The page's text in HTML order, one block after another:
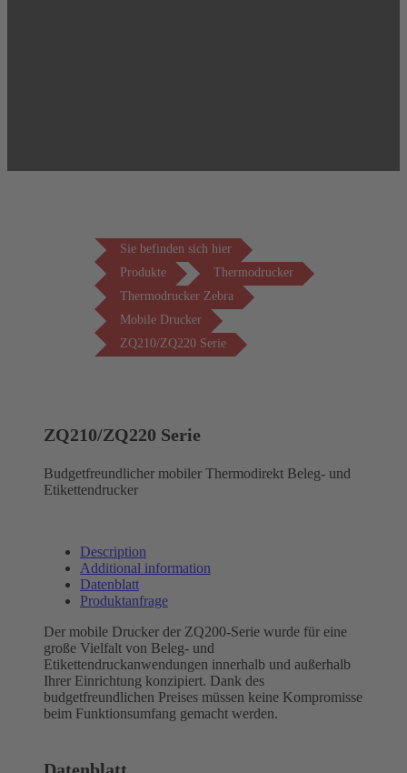
Sie befinden sich hier
Produkte
Thermodrucker
Thermodrucker Zebra
Mobile Drucker
ZQ210/ZQ220 Serie
ZQ210/ZQ220 Serie
Budgetfreundlicher mobiler Thermodirekt Beleg- und
Etikettendrucker
Description
Additional information
Datenblatt
Produktanfrage
Der mobile Drucker der ZQ200-Serie wurde für eine
große Vielfalt von Beleg- und
Etikettendruckanwendungen innerhalb und außerhalb
Ihrer Einrichtung konzipiert. Dank des
budgetfreundlichen Preises müssen keine Kompromisse
beim Funktionsumfang gemacht werden.